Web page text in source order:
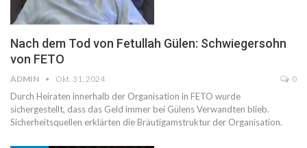
Nach dem Tod von Fetullah Gülen: Schwiegersohn
von FETO
ADMIN Okt. 31, 2024 0
Durch Heiraten innerhalb der Organisation in FETO wurde
sichergestellt, dass das Geld immer bei Gülens Verwandten blieb.
Sicherheitsquellen erklärten die Bräutigamstruktur der Organisation.